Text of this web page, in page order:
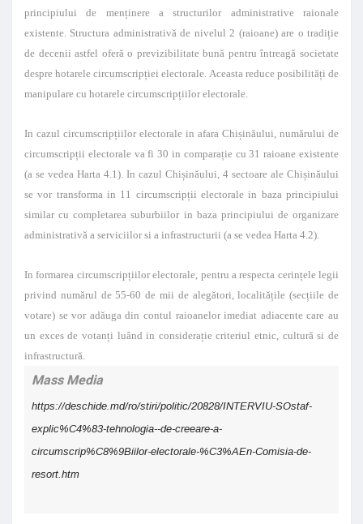
principiului de menținere a structurilor administrative raionale
existente. Structura administrativă de nivelul 2 (raioane) are o tradiție
de decenii astfel oferă o previzibilitate bună pentru întreagă societate
despre hotarele circumscripției electorale. Aceasta reduce posibilități de
manipulare cu hotarele circumscripțiilor electorale.
In cazul circumscripțiilor electorale in afara Chișinăului, numărului de
circumscripții electorale va fi 30 in comparație cu 31 raioane existente
(a se vedea Harta 4.1). In cazul Chișinăului, 4 sectoare ale Chișinăului
se vor transforma in 11 circumscripții electorale in baza principiului
similar cu completarea suburbiilor in baza principiului de organizare
administrativă a serviciilor si a infrastructurii (a se vedea Harta 4.2).
In formarea circumscripțiilor electorale, pentru a respecta cerințele legii
privind numărul de 55-60 de mii de alegători, localitățile (secțiile de
votare) se vor adăuga din contul raioanelor imediat adiacente care au
un exces de votanți luând in considerație criteriul etnic, cultură si de
infrastructură.
Mass Media
https://deschide.md/ro/stiri/politic/20828/INTERVIU-SOstaf-
explic%C4%83-tehnologia--de-creeare-a-
circumscrip%C8%9Biilor-electorale-%C3%AEn-Comisia-de-
resort.htm